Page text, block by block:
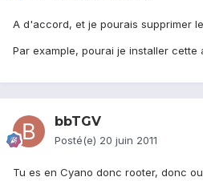
A d'accord, et je pourais supprimer
Par example, pourai je installer cette
bbTGV
Posté(e) 20 juin 2011
Tu es en Cyano donc rooter, donc